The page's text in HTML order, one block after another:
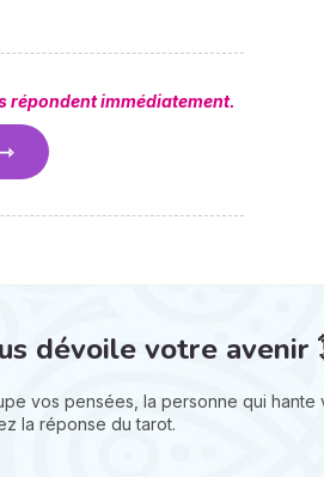
répondent immédiatement.
dévoile votre avenir
vos pensées, la personne qui hante
la réponse du tarot.